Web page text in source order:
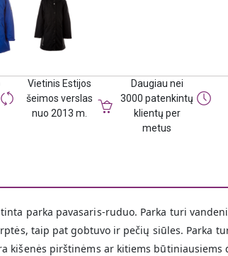
Vietinis Estijos
šeimos verslas
nuo 2013 m.
Daugiau nei
3000 patenkintų
klientų per
metus
parka pavasaris-ruduo. Parka turi
taip pat gobtuvo ir pečių siūles. Parka
kišenės pirštinėms ar kitiems būtiniausiems